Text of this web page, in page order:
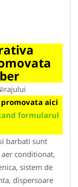
aici
formularul
barbati sunt
conditionat,
sistem de
dispersoare